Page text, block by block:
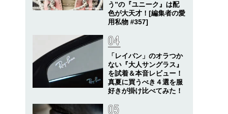
う”の『ユニーク』は配
色が大天才！[編集者の愛
用私物 #357]
「レイバン」のオラつか
ない『大人サングラス』
を試着＆本音レビュー！
真夏に買うべき４選を服
好きが掛け比べてみた！